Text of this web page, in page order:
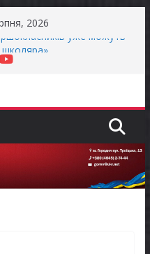
2026
уже можуть
опитування щодо
з інвалідністю на працю